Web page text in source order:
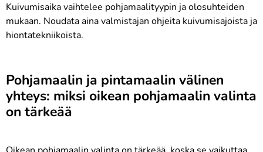
Kuivumisaika vaihtelee pohjamaalityypin ja olosuhteiden
mukaan. Noudata aina valmistajan ohjeita kuivumisajoista ja
hiontatekniikoista.
Pohjamaalin ja pintamaalin välinen
yhteys: miksi oikean pohjamaalin valinta
on tärkeää